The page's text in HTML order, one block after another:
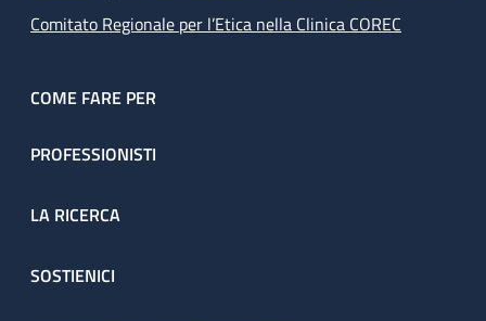
Comitato Regionale per l’Etica nella Clinica COREC
COME FARE PER
PROFESSIONISTI
LA RICERCA
SOSTIENICI